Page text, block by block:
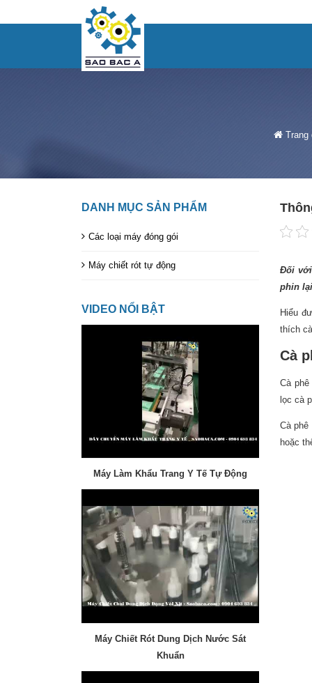
Trang
Đối với
phin
Hiểu
thích
Cà
Cà
lọc cà
Cà
hoặc
DANH MỤC SẢN PHẨM
Các loại máy đóng gói
Máy chiết rót tự động
VIDEO NỔI BẬT
Máy Làm Khẩu Trang Y Tế Tự Động
Máy Chiết Rót Dung Dịch Nước Sát
Khuẩn